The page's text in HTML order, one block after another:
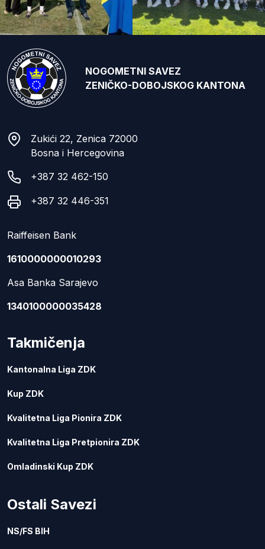
NOGOMETNI SAVEZ
ZENIČKO-DOBOJSKOG KANTONA
Zukići 22, Zenica 72000
Bosna i Hercegovina
+387 32 462-150
+387 32 446-351
Raiffeisen Bank
1610000000010293
Asa Banka Sarajevo
1340100000035428
Takmičenja
Kantonalna Liga ZDK
Kup ZDK
Kvalitetna Liga Pionira ZDK
Kvalitetna Liga Pretpionira ZDK
Omladinski Kup ZDK
Ostali Savezi
NS/FS BIH